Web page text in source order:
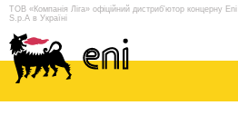
ТОВ «Компанія Ліга» офіційний дистриб'ютор концерну Eni
S.p.A в Україні